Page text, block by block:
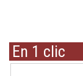
En 1 clic